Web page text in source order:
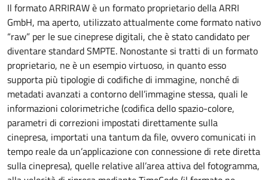
Il formato ARRIRAW è un formato proprietario della ARRI
GmbH, ma aperto, utilizzato attualmente come formato nativo
“raw” per le sue cineprese digitali, che è stato candidato per
diventare standard SMPTE. Nonostante si tratti di un formato
proprietario, ne è un esempio virtuoso, in quanto esso
supporta più tipologie di codifiche di immagine, nonché di
metadati avanzati a contorno dell’immagine stessa, quali le
informazioni colorimetriche (codifica dello spazio-colore,
parametri di correzioni impostati direttamente sulla
cinepresa, importati una tantum da file, ovvero comunicati in
tempo reale da un’applicazione con connessione di rete diretta
sulla cinepresa), quelle relative all’area attiva del fotogramma,